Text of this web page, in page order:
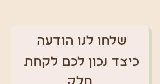
שלחו לנו הודעה